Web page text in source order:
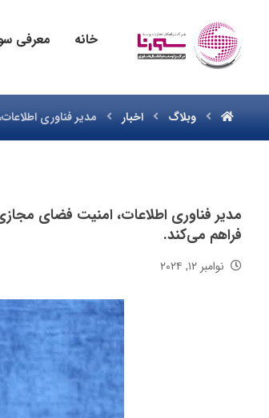
خانه معرفی
وبلاگ اخبار مدیر فناوری
مدیر فناوری اطلاعات، امنیت فضای
فراهم می‌کند.
نوامبر ۱۲, ۲۰۲۴